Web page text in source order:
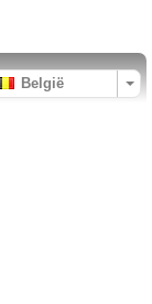
België